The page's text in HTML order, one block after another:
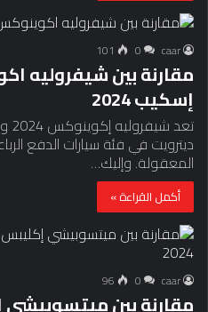
caar
0
101
إسكيب 2024
ديترويت في فئة سيارات الدفع
المعقولة. وإليك…
أكمل القراءة »
caar
0
96